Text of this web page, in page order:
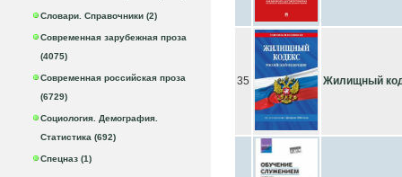
Словари. Справочники (2)
Современная зарубежная проза
(4075)
Современная российская проза
(6729)
Социология. Демография.
Статистика (692)
Спецназ (1)
35 Жилищный